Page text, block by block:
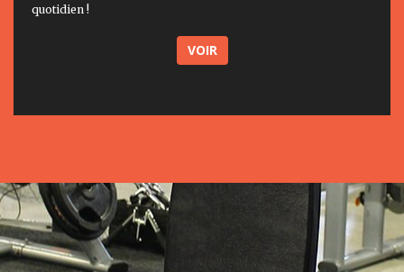
quotidien !
VOIR